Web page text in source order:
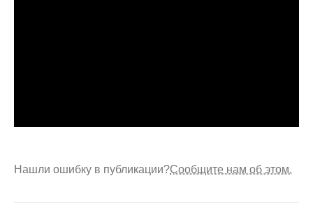
Нашли ошибку в публикации?Сообщите нам об этом.